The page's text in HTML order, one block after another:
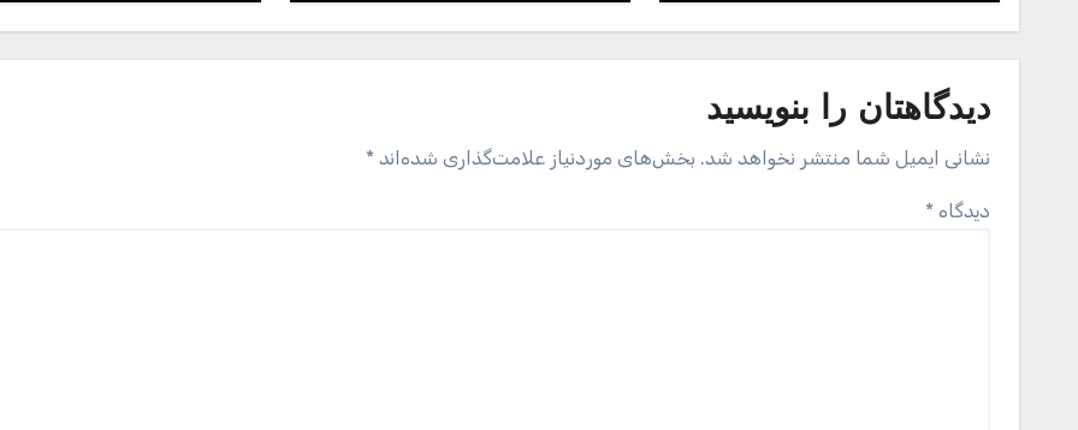
دیدگاهتان را بنویسید
نشانی ایمیل شما منتشر نخواهد شد. بخش‌های موردنیاز علامت‌گذاری شده‌اند *
دیدگاه *